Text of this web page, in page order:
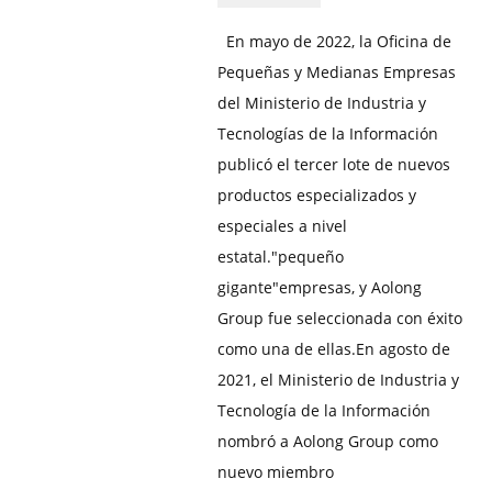
En mayo de 2022, la Oficina de
Pequeñas y Medianas Empresas
del Ministerio de Industria y
Tecnologías de la Información
publicó el tercer lote de nuevos
productos especializados y
especiales a nivel
estatal."pequeño
gigante"empresas, y Aolong
Group fue seleccionada con éxito
como una de ellas.En agosto de
2021, el Ministerio de Industria y
Tecnología de la Información
nombró a Aolong Group como
nuevo miembro